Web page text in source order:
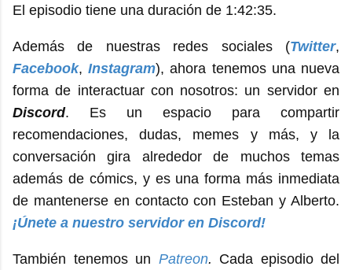
El episodio tiene una duración de 1:42:35.
Además de nuestras redes sociales (Twitter,
Facebook,Instagram), ahora tenemos una nueva
forma de interactuar con nosotros: un servidor en
Discord. Es un espacio para compartir
recomendaciones, dudas, memes y más, y la
conversación gira alrededor de muchos temas
además de cómics, y es una forma más inmediata
de mantenerse en contacto con Esteban y Alberto.
¡Únete a nuestro servidor en Discord!
También tenemos un Patreon. Cada episodio del